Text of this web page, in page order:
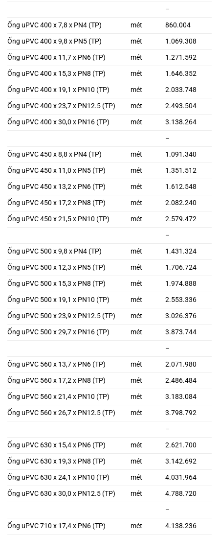
–
Ống uPVC 400 x 7,8 x PN4 (TP) mét 860.004
Ống uPVC 400 x 9,8 x PN5 (TP) mét 1.069.308
Ống uPVC 400 x 11,7 x PN6 (TP) mét 1.271.592
Ống uPVC 400 x 15,3 x PN8 (TP) mét 1.646.352
Ống uPVC 400 x 19,1 x PN10 (TP) mét 2.033.748
Ống uPVC 400 x 23,7 x PN12.5 (TP) mét 2.493.504
Ống uPVC 400 x 30,0 x PN16 (TP) mét 3.138.264
–
Ống uPVC 450 x 8,8 x PN4 (TP) mét 1.091.340
Ống uPVC 450 x 11,0 x PN5 (TP) mét 1.351.512
Ống uPVC 450 x 13,2 x PN6 (TP) mét 1.612.548
Ống uPVC 450 x 17,2 x PN8 (TP) mét 2.082.240
Ống uPVC 450 x 21,5 x PN10 (TP) mét 2.579.472
–
Ống uPVC 500 x 9,8 x PN4 (TP) mét 1.431.324
Ống uPVC 500 x 12,3 x PN5 (TP) mét 1.706.724
Ống uPVC 500 x 15,3 x PN8 (TP) mét 1.974.888
Ống uPVC 500 x 19,1 x PN10 (TP) mét 2.553.336
Ống uPVC 500 x 23,9 x PN12.5 (TP) mét 3.026.376
Ống uPVC 500 x 29,7 x PN16 (TP) mét 3.873.744
–
Ống uPVC 560 x 13,7 x PN6 (TP) mét 2.071.980
Ống uPVC 560 x 17,2 x PN8 (TP) mét 2.486.484
Ống uPVC 560 x 21,4 x PN10 (TP) mét 3.183.084
Ống uPVC 560 x 26,7 x PN12.5 (TP) mét 3.798.792
–
Ống uPVC 630 x 15,4 x PN6 (TP) mét 2.621.700
Ống uPVC 630 x 19,3 x PN8 (TP) mét 3.142.692
Ống uPVC 630 x 24,1 x PN10 (TP) mét 4.031.964
Ống uPVC 630 x 30,0 x PN12.5 (TP) mét 4.788.720
–
Ống uPVC 710 x 17,4 x PN6 (TP) mét 4.138.236